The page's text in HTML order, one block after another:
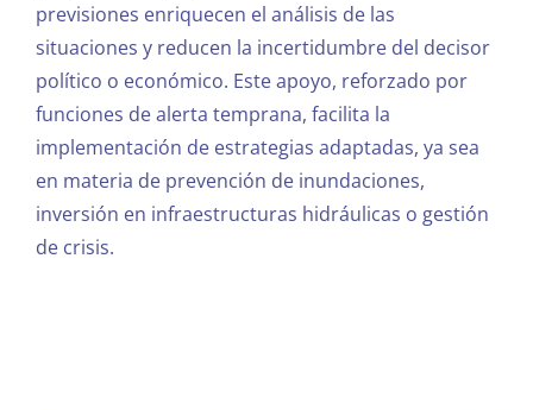
previsiones enriquecen el análisis de las
situaciones y reducen la incertidumbre del decisor
político o económico. Este apoyo, reforzado por
funciones de alerta temprana, facilita la
implementación de estrategias adaptadas, ya sea
en materia de prevención de inundaciones,
inversión en infraestructuras hidráulicas o gestión
de crisis.